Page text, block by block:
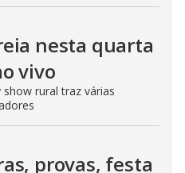
nesta quarta
vivo
rural traz várias
provas, festa